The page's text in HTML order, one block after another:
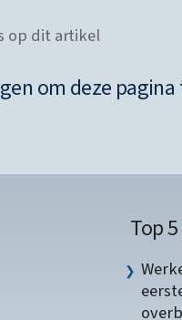
op dit artikel
om deze
Top